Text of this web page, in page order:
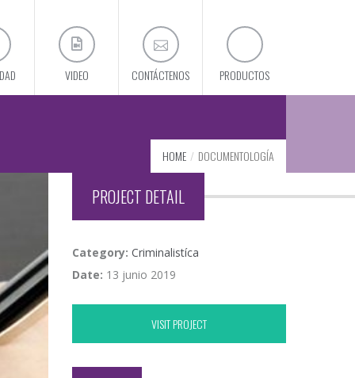
VIDEO CONTÁCTENOS PRODUCTOS
HOME DOCUMENTOLOGÍA
PROJECT DETAIL
Category: Criminalistíca
Date: 13 junio 2019
VISIT PROJECT